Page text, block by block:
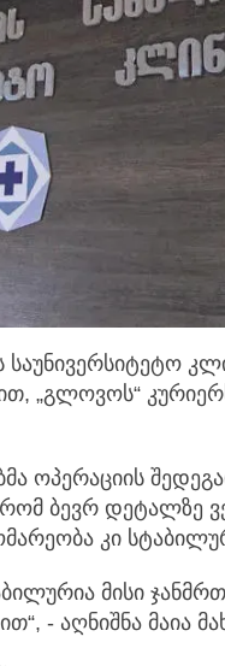
საუნივერსიტეტო
„გლოვოს“
ოპერაციის
ბევრ დეტალზე
კი
მისი
- აღნიშნა მაია